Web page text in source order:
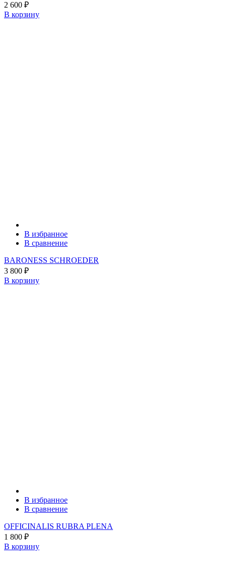
2 600 ₽
В корзину
В избранное
В сравнение
BARONESS SCHROEDER
3 800 ₽
В корзину
В избранное
В сравнение
OFFICINALIS RUBRA PLENA
1 800 ₽
В корзину